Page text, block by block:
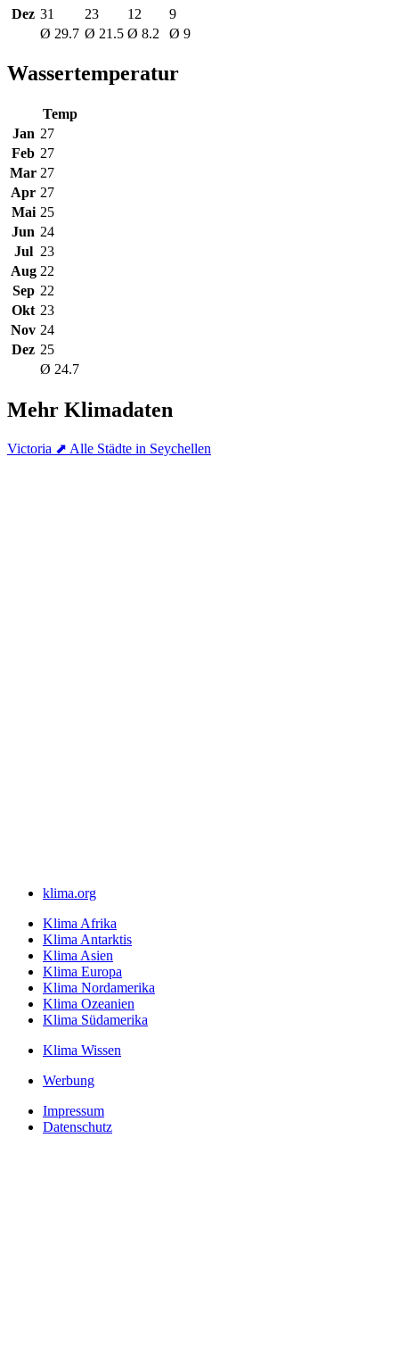
Dez 31 23 12
9
Ø 29.7 Ø 21.5 Ø 8.2 Ø 9
Wassertemperatur
Temp
Jan 27
Feb 27
Mar 27
Apr 27
Mai 25
Jun 24
Jul 23
Aug 22
Sep 22
Okt 23
Nov 24
Dez 25
Ø 24.7
Mehr Klimadaten
Victoria ⬈ Alle Städte in Seychellen
klima.org
Klima Afrika
Klima Antarktis
Klima Asien
Klima Europa
Klima Nordamerika
Klima Ozeanien
Klima Südamerika
Klima Wissen
Werbung
Impressum
Datenschutz